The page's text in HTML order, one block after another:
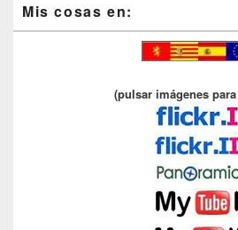
Mis cosas en:
(pulsar imágenes